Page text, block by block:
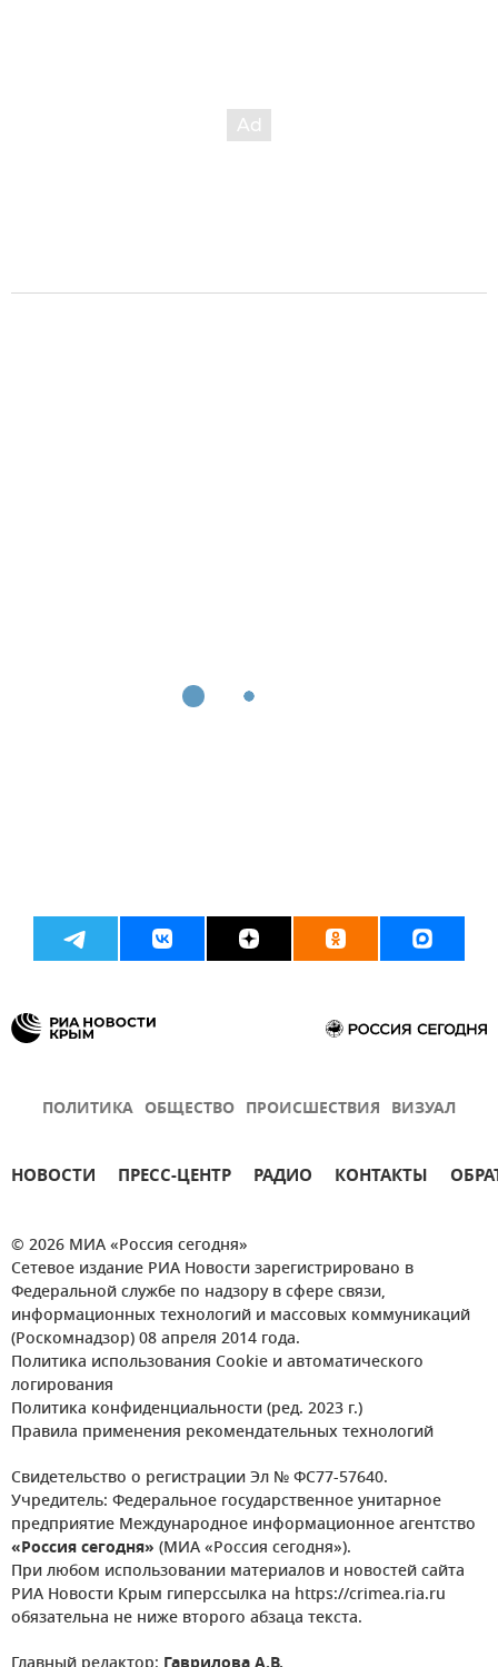
ПОЛИТИКА ОБЩЕСТВО ПРОИСШЕСТВИЯ ВИЗУАЛ
НОВОСТИ ПРЕСС-ЦЕНТР РАДИО КОНТАКТЫ
© 2026 МИА «Россия сегодня»
Сетевое издание РИА Новости зарегистрировано в
Федеральной службе по надзору в сфере связи,
информационных технологий и массовых коммуникаций
(Роскомнадзор) 08 апреля 2014 года.
Политика использования Cookie и автоматического
логирования
Политика конфиденциальности (ред. 2023 г.)
Правила применения рекомендательных технологий
Свидетельство о регистрации Эл № ФС77-57640.
Учредитель: Федеральное государственное унитарное
предприятие Международное информационное агентство
«Россия сегодня» (МИА «Россия сегодня»).
При любом использовании материалов и новостей сайта
РИА Новости Крым гиперссылка на https://crimea.ria.ru
обязательна не ниже второго абзаца текста.